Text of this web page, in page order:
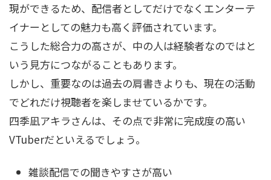
現ができるため、配信者としてだけでなくエンターテ
イナーとしての魅力も高く評価されています。
こうした総合力の高さが、中の人は経験者なのではと
いう見方につながることもあります。
しかし、重要なのは過去の肩書きよりも、現在の活動
でどれだけ視聴者を楽しませているかです。
四季凪アキラさんは、その点で非常に完成度の高い
VTuberだといえるでしょう。
雑談配信での聞きやすさが高い